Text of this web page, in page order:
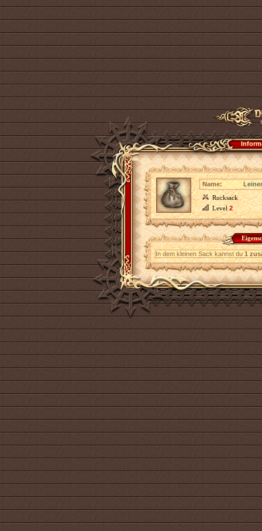
Name:
Rucksack
Level2
In dem kleinen Sack kannst du1